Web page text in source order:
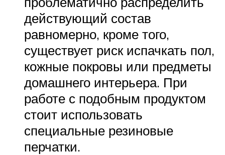
действующий состав
равномерно, кроме того,
существует риск испачкать пол,
кожные покровы или предметы
домашнего интерьера. При
работе с подобным продуктом
стоит использовать
специальные резиновые
перчатки.